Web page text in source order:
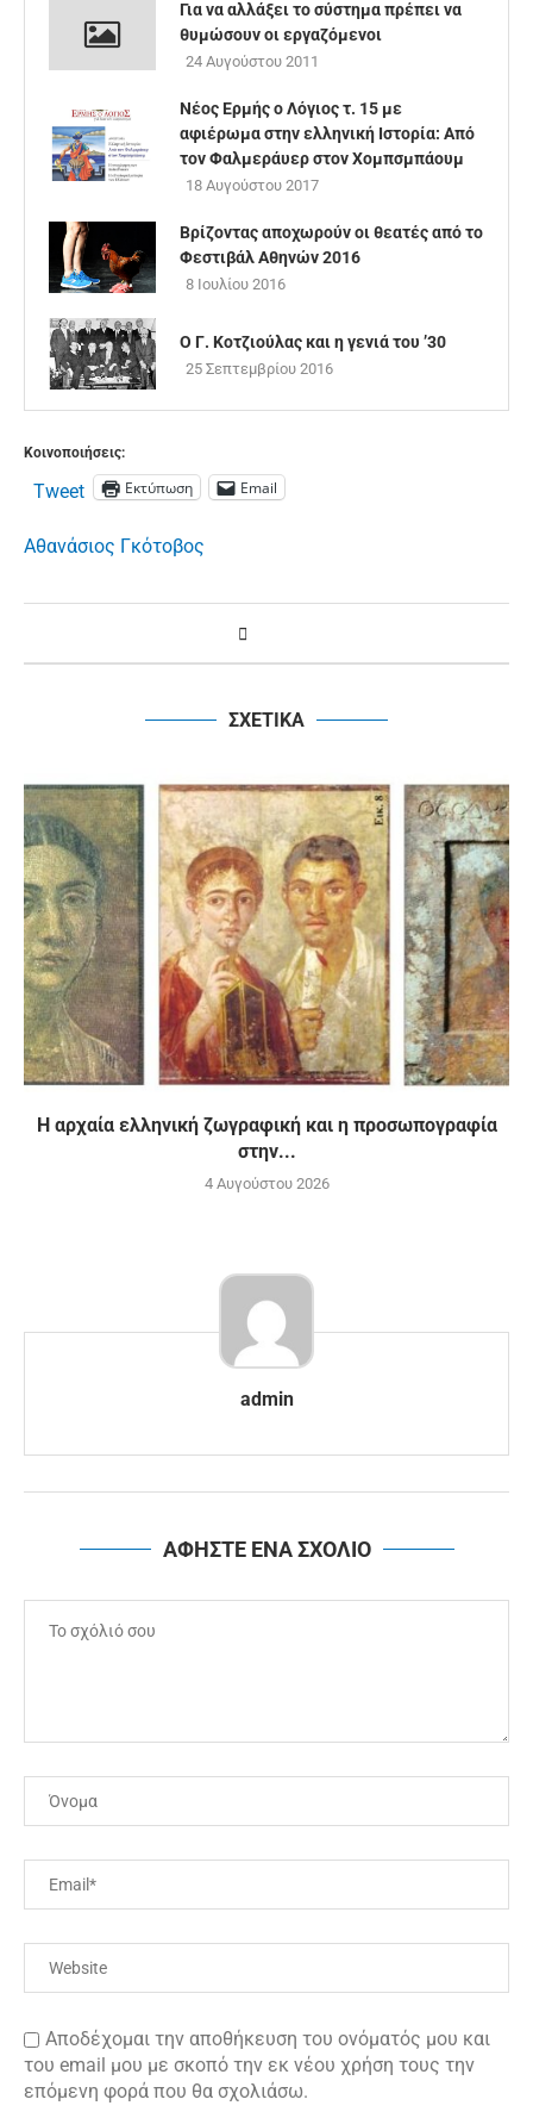
Για να αλλάξει το σύστημα πρέπει να
θυμώσουν οι εργαζόμενοι
24 Αυγούστου 2011
Νέος Ερμής ο Λόγιος τ. 15 με
αφιέρωμα στην ελληνική Ιστορία: Από
τον Φαλμεράυερ στον Χομπσμπάουμ
18 Αυγούστου 2017
Βρίζοντας αποχωρούν οι θεατές από το
Φεστιβάλ Αθηνών 2016
8 Ιουλίου 2016
Ο Γ. Κοτζιούλας και η γενιά του ’30
25 Σεπτεμβρίου 2016
Κοινοποιήσεις:
Tweet Εκτύπωση Email
Αθανάσιος Γκότοβος
ΣΧΕΤΙΚΑ
H αρχαία ελληνική ζωγραφική και η προσωπογραφία
στην...
4 Αυγούστου 2026
admin
ΑΦΗΣΤΕ ΕΝΑ ΣΧΟΛΙΟ
Αποδέχομαι την αποθήκευση του ονόματός μου και
του email μου με σκοπό την εκ νέου χρήση τους την
επόμενη φορά που θα σχολιάσω.